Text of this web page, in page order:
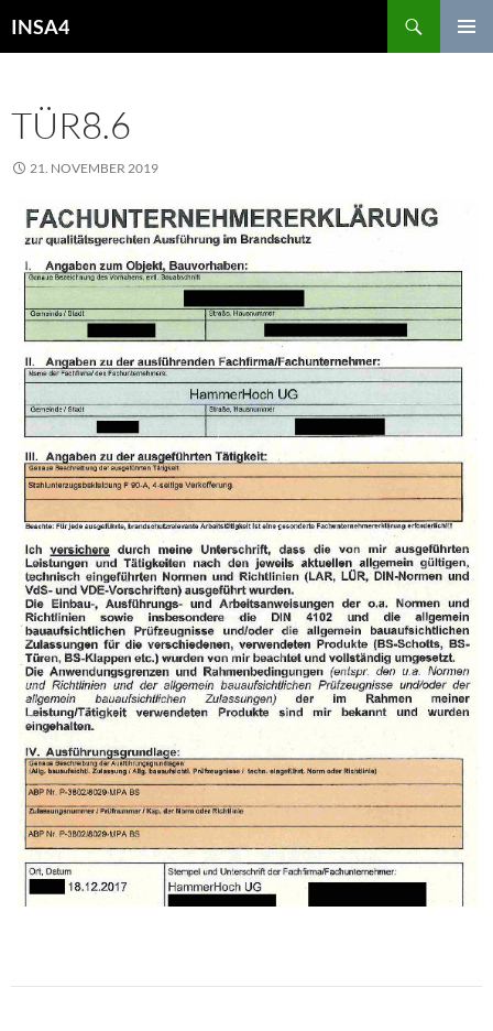
INSA4
TÜR8.6
21. NOVEMBER 2019